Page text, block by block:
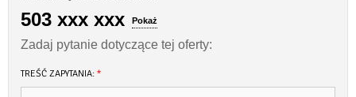
503 xxx xxx Pokaż
Zadaj pytanie dotyczące tej oferty:
TREŚĆ ZAPYTANIA: *